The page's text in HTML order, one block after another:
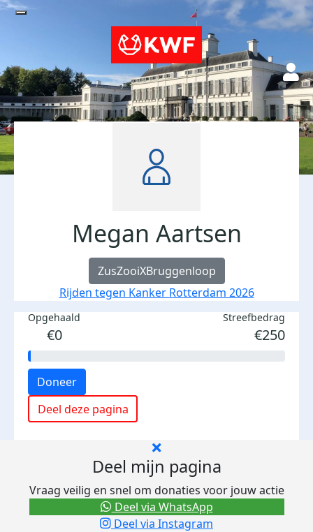
Megan Aartsen
ZusZooiXBruggenloop
Rijden tegen Kanker Rotterdam 2026
Opgehaald
€0
Streefbedrag
€250
Doneer
Deel deze pagina
Deel mijn pagina
Vraag veilig en snel om donaties voor jouw actie
Deel via Instagram
Deel via WhatsApp